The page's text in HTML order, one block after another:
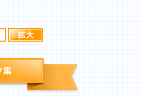
標準
リンク集